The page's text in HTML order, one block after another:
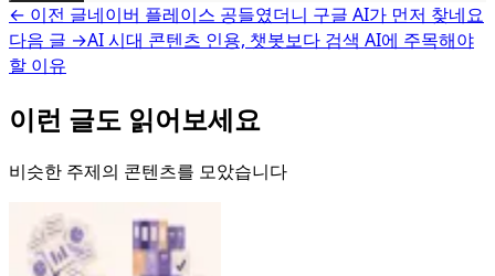
← 이전 글네이버 플레이스 공들였더니 구글 AI가 먼저 찾네요
다음 글 →AI 시대 콘텐츠 인용, 챗봇보다 검색 AI에 주목해야
할 이유
이런 글도 읽어보세요
비슷한 주제의 콘텐츠를 모았습니다